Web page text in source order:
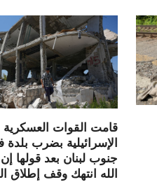
قامت القوات العسكرية
الإسرائيلية بضرب بلدة
جنوب لبنان بعد قولها
الله انتهك وقف إطلاق